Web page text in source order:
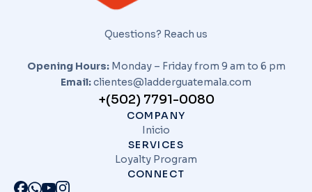
Questions? Reach us
Opening Hours: Monday – Friday from 9 am to 6 pm
Email:clientes@ladderguatemala.com
+(502) 7791-0080
COMPANY
Inicio
SERVICES
Loyalty Program
CONNECT